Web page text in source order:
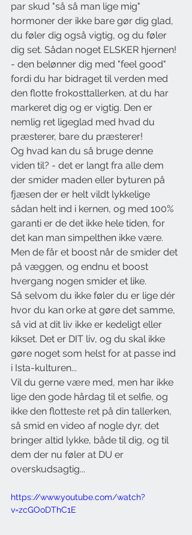
par skud "så så man lige mig"
hormoner der ikke bare gør dig glad,
du føler dig også vigtig, og du føler
dig set. Sådan noget ELSKER hjernen!
- den belønner dig med "feel good"
fordi du har bidraget til verden med
den flotte frokosttallerken, at du har
markeret dig og er vigtig. Den er
nemlig ret ligeglad med hvad du
præsterer, bare du præsterer!
Og hvad kan du så bruge denne
viden til? - det er langt fra alle dem
der smider maden eller byturen på
fjæsen der er helt vildt lykkelige
sådan helt ind i kernen, og med 100%
garanti er de det ikke hele tiden, for
det kan man simpelthen ikke være.
Men de får et boost når de smider det
på væggen, og endnu et boost
hvergang nogen smider et like.
Så selvom du ikke føler du er lige dér
hvor du kan orke at gøre det samme,
så vid at dit liv ikke er kedeligt eller
kikset. Det er DIT liv, og du skal ikke
gøre noget som helst for at passe ind
i Ista-kulturen...
Vil du gerne være med, men har ikke
lige den gode hårdag til et selfie, og
ikke den flotteste ret på din tallerken,
så smid en video af nogle dyr, det
bringer altid lykke, både til dig, og til
dem der nu føler at DU er
overskudsagtig...
https://www.youtube.com/watch?
v=zcGOoDThC1E